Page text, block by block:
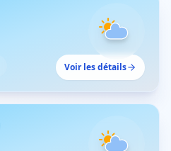
Voir les détails